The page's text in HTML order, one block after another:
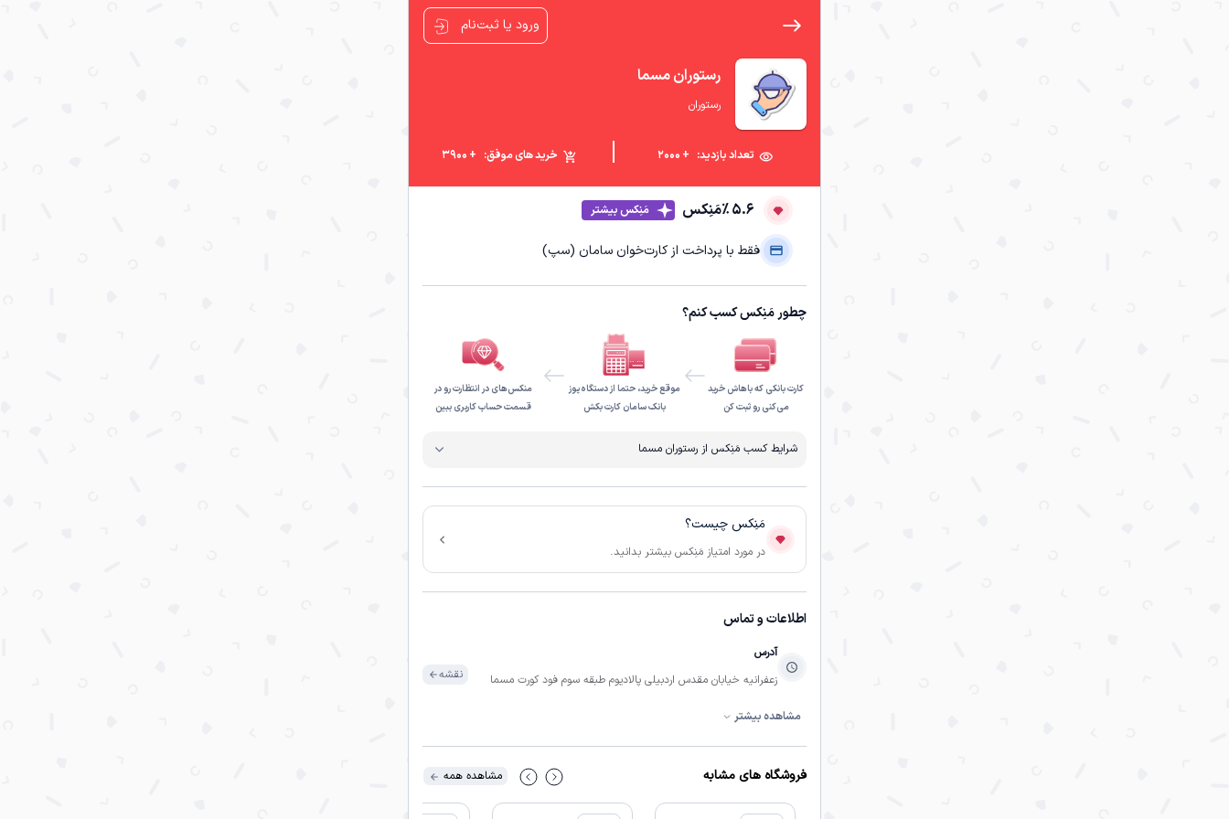
ورود یا ثبت‌نام
رستوران مسما
رستوران
تعداد بازدید: + 2000 خرید های موفق: + 3900
5.6 ٪ مَنِکس مَنِکس بیشتر
فقط با پرداخت از کارت‌خوان سامان (سپ)
چطور مَنِکس کسب کنم؟
کارت بانکی که باهاش خرید
می‌کنی رو ثبت کن
موقع خرید، حتما از دستگاه پوز
بانک سامان کارت بکش
منکس‌های در انتظارت رو در
قسمت حساب کاربری ببین
شرایط کسب مَنِکس از رستوران مسما
مَنِکس چیست؟
در مورد امتیاز مَنِکس بیشتر بدانید.
اطلاعات و تماس
آدرس
زعفرانیه خیابان مقدس اردبیلی پالادیوم طبقه سوم فود کورت مسما
نقشه
تلفن
02122615400
تماس
ساعات فعالیت
همه روزه
10:30:00 تا 22:00:00
مشاهده بیشتر
فروشگاه های مشابه مشاهده همه